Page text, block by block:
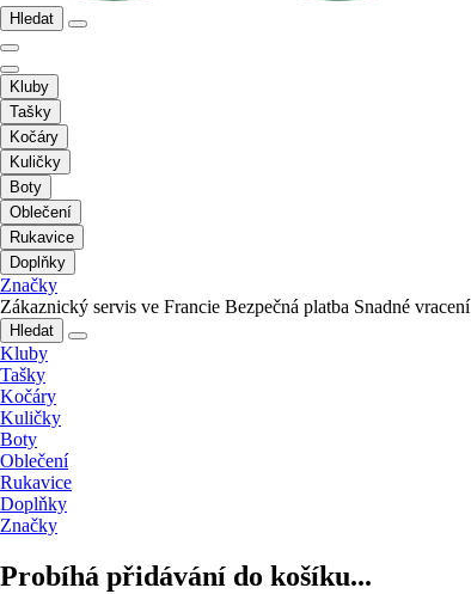
Hledat
Kluby
Tašky
Kočáry
Kuličky
Boty
Oblečení
Rukavice
Doplňky
Značky
Zákaznický servis ve Francie Bezpečná platba Snadné vracení
Hledat
Kluby
Tašky
Kočáry
Kuličky
Boty
Oblečení
Rukavice
Doplňky
Značky
Probíhá přidávání do košíku...